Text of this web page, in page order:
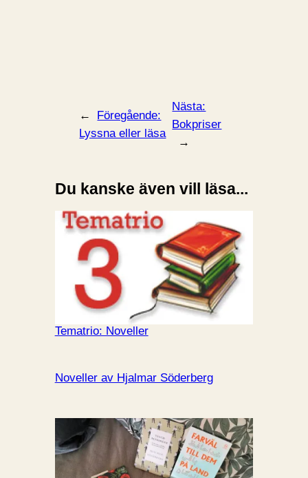
←
Föregående:
Lyssna eller läsa
Nästa:
Bokpriser
→
Du kanske även vill läsa...
Tematrio: Noveller
Noveller av Hjalmar Söderberg